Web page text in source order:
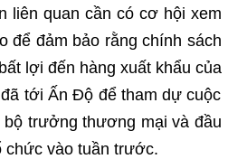
liên quan cần có cơ hội xem
để đảm bảo rằng chính sách
lợi đến hàng xuất khẩu của
tới Ấn Độ để tham dự cuộc
bộ trưởng thương mại và đầu
chức vào tuần trước.